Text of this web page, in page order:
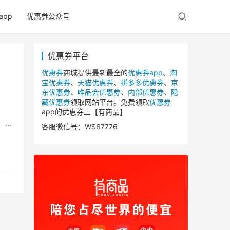
优惠券公众号
0
优惠券平台
优惠券商城提供最新最全的优惠券app、 淘
宝优惠券、 天猫优惠券、 拼多多优惠券、 京
东优惠券、 唯品会优惠券、 内部优惠券、 隐
藏优惠券领取网站平台。免费领取优惠券
app的优惠券上【有商品】
客服微信号：WS67776